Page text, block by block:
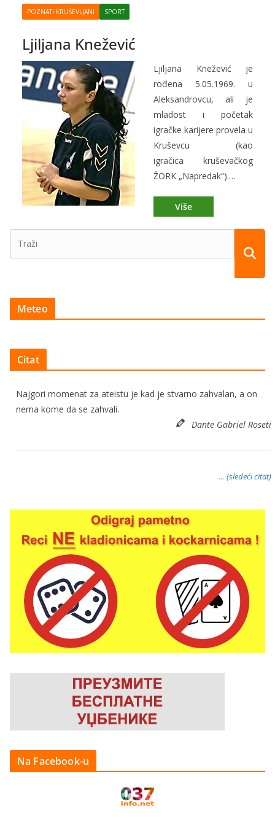
POZNATI KRUŠEVLJANI SPORT
Ljiljana Knežević
Ljiljana Knežević je
rođena 5.05.1969. u
Aleksandrovcu, ali je
mladost i početak
igračke karijere provela u
Kruševcu (kao
igračica kruševačkog
ŽORK „Napredak“).…
Meteo
Citat
Najgori momenat za ateistu je kad je stvarno zahvalan, a on
nema kome da se zahvali.
Dante Gabriel Roseti
… (sledeći citat)
Na Facebook-u